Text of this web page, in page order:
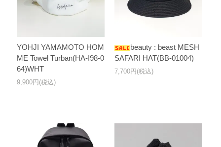
YOHJI YAMAMOTO HOM
ME Towel Turban(HA-I98-0
64)WHT
9,900円(税込)
beauty : beast MESH
SAFARI HAT(BB-01004)
7,700円(税込)